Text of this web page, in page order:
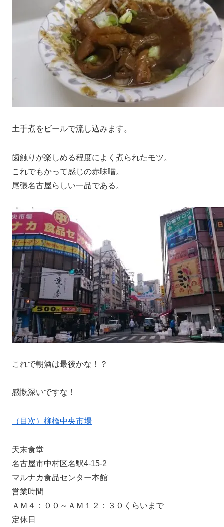
土手煮をビールで流し込みます。
歯触りが楽しめる程度によく煮られたモツ。
これでもかって感じの赤味噌。
尾張名古屋らしい一品である。
これで朝酒は最後かな！？
感慨深いですな！
（目次）柳橋中央市場
天末食堂
名古屋市中村区名駅4-15-2
マルナカ食品センター本館
営業時間
ＡＭ４：００～ＡＭ１２：３０くらいまで
定休日